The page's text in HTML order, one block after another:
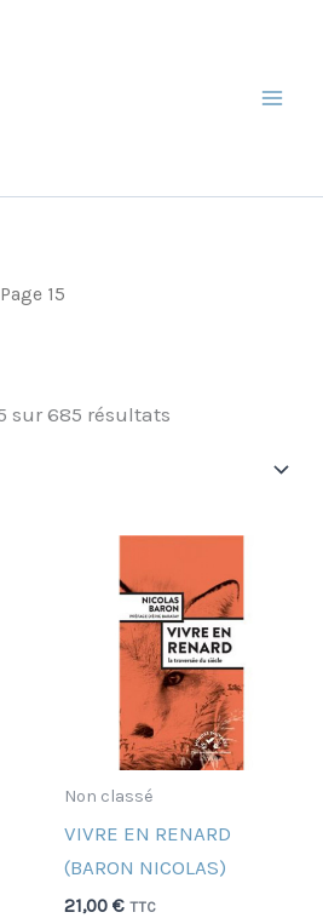
15
sur 685 résultats
Non classé
VIVRE EN RENARD
(BARON NICOLAS)
21,00 € TTC